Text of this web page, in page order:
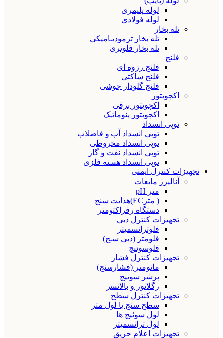
لوله پلیمری
لوله فولادی
تله بخار
تله بخار ترمودینامیکی
تله بخار فلوتری
فلنج
فلنج رزوه ای
فلنج ساکتی
فلنج گلودار جوشی
اکچویتور
اکچویتور برقی
اکچویتور پنوماتیک
توپی انسداد
توپی انسداد آب و فاضلاب
توپی انسداد مخروطی
توپی انسداد نفت و گاز
توپی انسداد هسته فلزی
تجهیزات کنترل ایمنی
آنالیزر مایعات
متر pH
( مترEC)هدایت سنج
دستگاه رفراکتومتر
تجهیزات کنترل دبی
فلوترانسمیتر
فلومتر (دبی سنج)
فلوسوئیچ
تجهیزات کنترل فشار
مانومتر (فشارسنج)
پرشر سوییچ
رگلاتور و بالانسر
تجهیزات کنترل سطح
سطح سنج یا لول متر
لول سوئیچ ها
لول ترانسمیتر
تجهیزات اعلام حریق